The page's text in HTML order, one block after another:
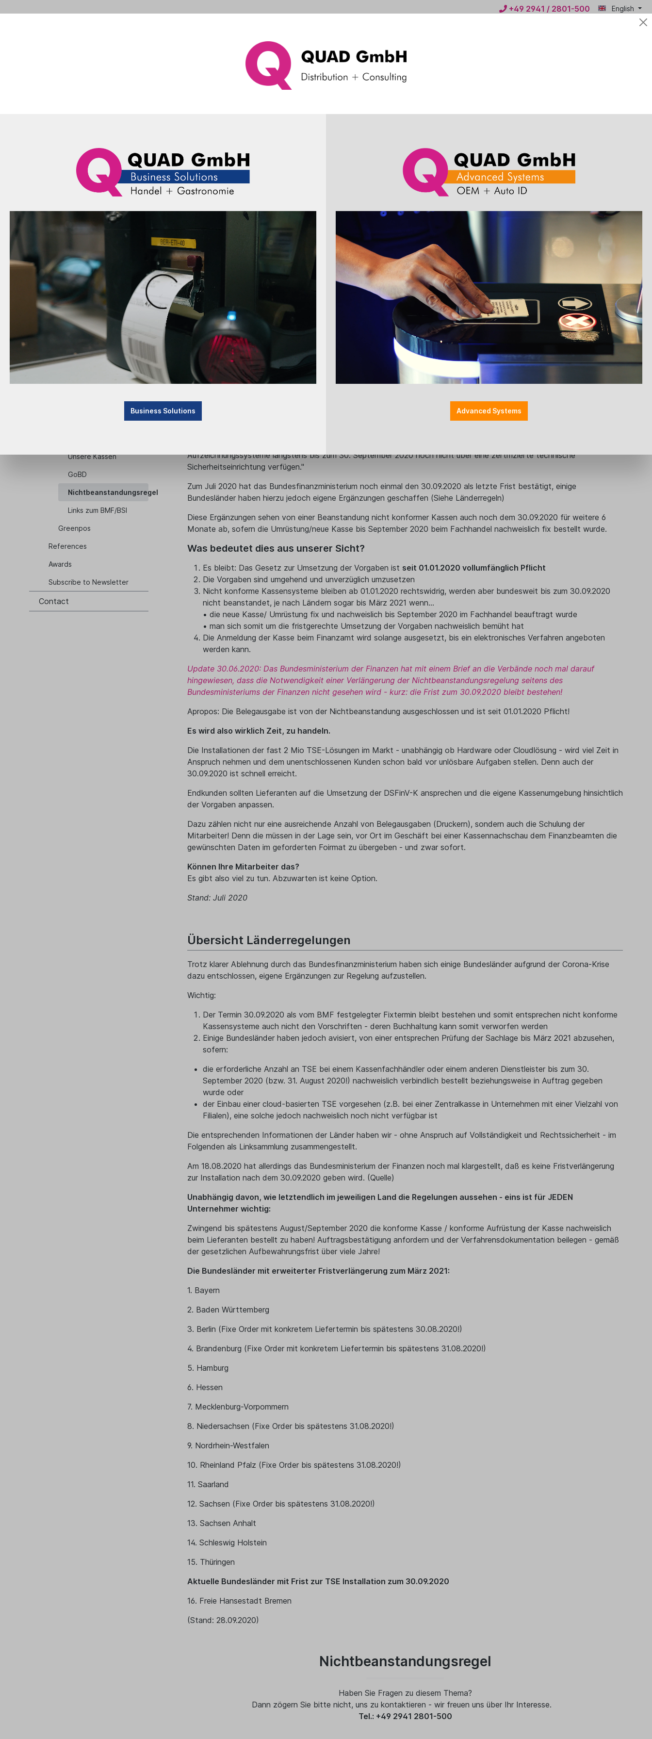
+49 2941 / 2801-500 English
QUAD Computer Consulting GmbH
Business Solutions
Consulting & Support
Company
News
Current News
Trade Subjects
Kassennachschau
Unsere Kassen
GoBD
Nichtbeanstandungsregel
Links zum BMF/BSI
Greenpos
References
Awards
Subscribe to Newsletter
Contact
Das Ge­setz zum Schutz vor Ma­ni­pu­la­tio­nen an di­gi­ta­len Grund­auf­zeich­nun­gen ist seit 01.01.2020 in Kraft.
Seit diesem Zeitpunkt ist es untersagt, nicht konforme Kassen in den Verkehr zu bringen. Ebenfalls ist der Betrieb von
nicht konformen Kassen untersagt und führt zur Aberkennung der Buchhaltung.
Das Gesetz fordert u.a. die Konformität zu diesen Anforderungen:
die Ausgabe eines Beleges für jeden Verkaufsvorgang
die Meldung aller Kassen bei den Finanzbehörden
die Erfassung und Zurverfügungstellung von Kassendaten gemäß der DSFinV-K zu jedem Zeitpunkt
die Verschlüsselung der Daten mittels einer zertifizieren Sicherheitseinrichtung - kurz TSE
Die Zertifzierung der TSE (Punki 4) ist sehr aufwendig und aktuell sind bereits vier Hersteller offiziell zertifiziert und
können liefern - Swissbit, Cryptovision, Epson und Diebold Nixdorf.
Das Bundesfinanzministerium hat am 06.11.2019 die Nichtbeanstandungsregel veröffentlicht, um genug Zeit zur
Die Regelung verweist zuerst klar darauf, daß "Die technisch notwendigen Anpassungen und Aufrüstungen umgehend
durchzuführen und die rechtlichen Voraussetzungen unverzüglich zu erfüllen sind".
Aufzeichnungssysteme längstens bis zum 30. September 2020 noch nicht über eine zertifizierte technische
Sicherheitseinrichtung verfügen."
Zum Juli 2020 hat das Bundesfinanzministerium noch einmal den 30.09.2020 als letzte Frist bestätigt, einige
Bundesländer haben hierzu jedoch eigene Ergänzungen geschaffen (Siehe Länderregeln)
Diese Ergänzungen sehen von einer Beanstandung nicht konformer Kassen auch noch dem 30.09.2020 für weitere 6
Monate ab, sofern die Umrüstung/neue Kasse bis September 2020 beim Fachhandel nachweislich fix bestellt wurde.
Was bedeutet dies aus unserer Sicht?
Es bleibt: Das Gesetz zur Umsetzung der Vorgaben ist seit 01.01.2020 vollumfänglich Pflicht
Die Vorgaben sind umgehend und unverzüglich umzusetzen
Nicht konforme Kassensysteme bleiben ab 01.01.2020 rechtswidrig, werden aber bundesweit bis zum 30.09.2020
nicht beanstandet, je nach Ländern sogar bis März 2021 wenn...
• die neue Kasse/ Umrüstung fix und nachweislich bis September 2020 im Fachhandel beauftragt wurde
• man sich somit um die fristgerechte Umsetzung der Vorgaben nachweislich bemüht hat
Die Anmeldung der Kasse beim Finanzamt wird solange ausgesetzt, bis ein elektronisches Verfahren angeboten
werden kann.
Update 30.06.2020: Das Bundesministerium der Finanzen hat mit einem Brief an die Verbände noch mal darauf
hingewiesen, dass die Notwendigkeit einer Verlängerung der Nichtbeanstandungsregelung seitens des
Bundesministeriums der Finanzen nicht gesehen wird - kurz: die Frist zum 30.09.2020 bleibt bestehen!
Apropos: Die Belegausgabe ist von der Nichtbeanstandung ausgeschlossen und ist seit 01.01.2020 Pflicht!
Es wird also wirklich Zeit, zu handeln.
Die Installationen der fast 2 Mio TSE-Lösungen im Markt - unabhängig ob Hardware oder Cloudlösung - wird viel Zeit in
Anspruch nehmen und dem unentschlossenen Kunden schon bald vor unlösbare Aufgaben stellen. Denn auch der
30.09.2020 ist schnell erreicht.
Endkunden sollten Lieferanten auf die Umsetzung der DSFinV-K ansprechen und die eigene Kassenumgebung hinsichtlich
der Vorgaben anpassen.
Dazu zählen nicht nur eine ausreichende Anzahl von Belegausgaben (Druckern), sondern auch die Schulung der
Mitarbeiter! Denn die müssen in der Lage sein, vor Ort im Geschäft bei einer Kassennachschau dem Finanzbeamten die
gewünschten Daten im geforderten Foirmat zu übergeben - und zwar sofort.
Können Ihre Mitarbeiter das?
Es gibt also viel zu tun. Abzuwarten ist keine Option.
Stand: Juli 2020
Übersicht Länderregelungen
Trotz klarer Ablehnung durch das Bundesfinanzministerium haben sich einige Bundesländer aufgrund der Corona-Krise
dazu entschlossen, eigene Ergänzungen zur Regelung aufzustellen.
Wichtig:
Der Termin 30.09.2020 als vom BMF festgelegter Fixtermin bleibt bestehen und somit entsprechen nicht konforme
Kassensysteme auch nicht den Vorschriften - deren Buchhaltung kann somit verworfen werden
Einige Bundesländer haben jedoch avisiert, von einer entsprechen Prüfung der Sachlage bis März 2021 abzusehen,
sofern:
die erforderliche Anzahl an TSE bei einem Kassenfachhändler oder einem anderen Dienstleister bis zum 30.
September 2020 (bzw. 31. August 2020!) nachweislich verbindlich bestellt beziehungsweise in Auftrag gegeben
wurde oder
der Einbau einer cloud-basierten TSE vorgesehen (z.B. bei einer Zentralkasse in Unternehmen mit einer Vielzahl von
Filialen), eine solche jedoch nachweislich noch nicht verfügbar ist
Die entsprechenden Informationen der Länder haben wir - ohne Anspruch auf Vollständigkeit und Rechtssicherheit - im
Folgenden als Linksammlung zusammengestellt.
Am 18.08.2020 hat allerdings das Bundesministerium der Finanzen noch mal klargestellt, daß es keine Fristverlängerung
zur Installation nach dem 30.09.2020 geben wird. (Quelle)
Unabhängig davon, wie letztendlich im jeweiligen Land die Regelungen aussehen - eins ist für JEDEN
Unternehmer wichtig:
Zwingend bis spätestens August/September 2020 die konforme Kasse / konforme Aufrüstung der Kasse nachweislich
beim Lieferanten bestellt zu haben! Auftragsbestätigung anfordern und der Verfahrensdokumentation beilegen - gemäß
der gesetzlichen Aufbewahrungsfrist über viele Jahre!
Die Bundesländer mit erweiterter Fristverlängerung zum März 2021:
1. Bayern
2. Baden Württemberg
3. Berlin (Fixe Order mit konkretem Liefertermin bis spätestens 30.08.2020!)
4. Brandenburg (Fixe Order mit konkretem Liefertermin bis spätestens 31.08.2020!)
5. Hamburg
6. Hessen
7. Mecklenburg-Vorpommern
8. Niedersachsen (Fixe Order bis spätestens 31.08.2020!)
9. Nordrhein-Westfalen
10. Rheinland Pfalz (Fixe Order bis spätestens 31.08.2020!)
11. Saarland
12. Sachsen (Fixe Order bis spätestens 31.08.2020!)
13. Sachsen Anhalt
14. Schleswig Holstein
15. Thüringen
Aktuelle Bundesländer mit Frist zur TSE Installation zum 30.09.2020
16. Freie Hansestadt Bremen
(Stand: 28.09.2020)
Nichtbeanstandungsregel
Haben Sie Fragen zu diesem Thema?
Dann zögern Sie bitte nicht, uns zu kontaktieren - wir freuen uns über Ihr Interesse.
Tel.: +49 2941 2801-500
Business Solutions Advanced Systems